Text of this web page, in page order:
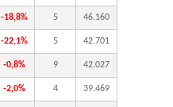
-18,8% 5 46.160
-22,1% 5 42.701
-0,8% 9 42.027
-2,0% 4 39.469